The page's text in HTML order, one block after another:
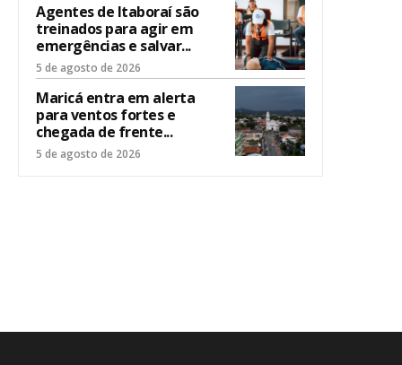
Agentes de Itaboraí são
treinados para agir em
emergências e salvar...
5 de agosto de 2026
Maricá entra em alerta
para ventos fortes e
chegada de frente...
5 de agosto de 2026